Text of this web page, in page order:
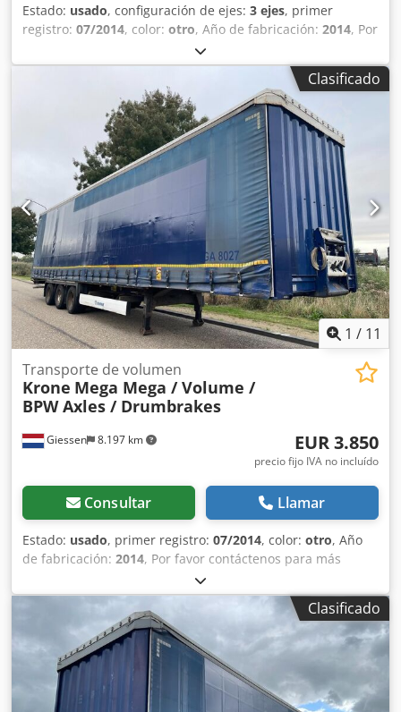
Estado: usado, configuración de ejes: 3 ejes, primer
registro: 07/2014, color: otro, Año de fabricación: 2014, Por
favor contáctenos para más información. Dodpfeztcxmex
Ahcjck
Clasificado
1 / 11
Giessen 8.197 km
Transporte de volumen
Krone Mega Mega / Volume /
BPW Axles / Drumbrakes
EUR 3.850
precio fijo IVA no incluído
Consultar Llamar
Estado: usado, primer registro: 07/2014, color: otro, Año
de fabricación: 2014, Por favor contáctenos para más
información. Dedpfx Ahsztcw Aoceck
Clasificado